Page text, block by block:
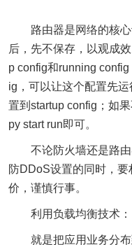
路由器是网络的核
后，先不保存，以观成
p config和running
ig，可以让这个配置先
置到startup config；如
py start run即可。
不论防火墙还是路由
防DDoS设置的同时，
价，谨慎行事。
利用负载均衡技术：
就是把应用业务分布